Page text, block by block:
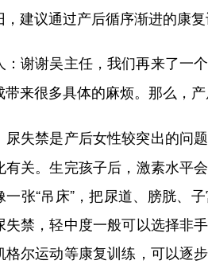
建议通过产后循序渐进的康复
：谢谢吴主任，我们再来了一
来很多具体的麻烦。那么，
尿失禁是产后女性较突出的问
有关。生完孩子后，激素水平
一张“吊床”，把尿道、膀胱、
失禁，轻中度一般可以选择非
格尔运动等康复训练，可以逐